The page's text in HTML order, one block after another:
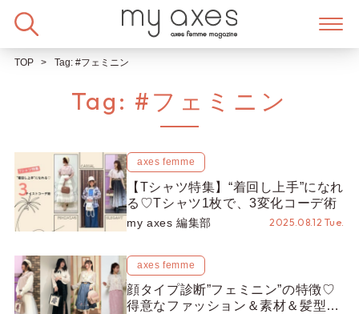
TOP Tag: #フェミニン
Tag: #フェミニン
axes femme
【Tシャツ特集】“着回し上手”になれ
る♡Tシャツ1枚で、3変化コーデ術
my axes 編集部 2025.08.12 Tue.
axes femme
顔タイプ診断”フェミニン”の特徴♡
得意なファッション＆素材＆髪型ま